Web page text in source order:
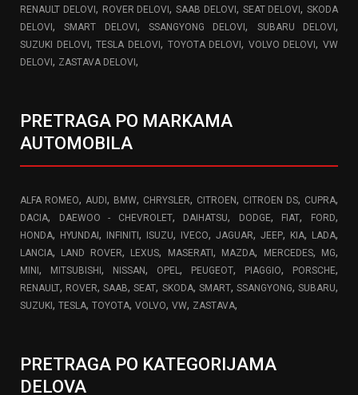
RENAULT DELOVI , ROVER DELOVI, SAAB DELOVI , SEAT DELOVI, SKODA
DELOVI ,SMART DELOVI ,SSANGYONG DELOVI, SUBARU DELOVI,
SUZUKI DELOVI ,TESLA DELOVI , TOYOTA DELOVI, VOLVO DELOVI, VW
DELOVI , ZASTAVA DELOVI ,
PRETRAGA PO MARKAMA
AUTOMOBILA
ALFA ROMEO, AUDI , BMW, CHRYSLER, CITROEN, CITROEN DS, CUPRA,
DACIA, DAEWOO - CHEVROLET, DAIHATSU, DODGE, FIAT, FORD,
HONDA, HYUNDAI , INFINITI , ISUZU, IVECO, JAGUAR, JEEP, KIA, LADA,
LANCIA, LAND ROVER, LEXUS, MASERATI , MAZDA, MERCEDES, MG,
MINI , MITSUBISHI , NISSAN, OPEL, PEUGEOT, PIAGGIO, PORSCHE,
RENAULT, ROVER,SAAB,SEAT, SKODA, SMART, SSANGYONG,SUBARU,
SUZUKI , TESLA, TOYOTA, VOLVO, VW, ZASTAVA,
PRETRAGA PO KATEGORIJAMA
DELOVA